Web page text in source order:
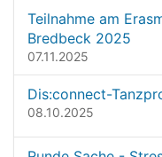
n
Teilnahme am
Bredbeck 2025
07.11.2025
Dis:connect-
08.10.2025